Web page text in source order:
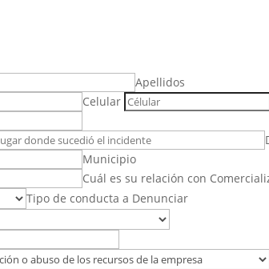
Apellidos
Celular
Municipio
Cuál es su relación con
Tipo de conducta a Denunciar